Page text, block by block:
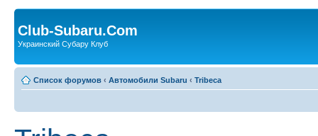
Club-Subaru.Com
Украинский Субару Клуб
Список форумов ‹ Автомобили Subaru ‹ Tribeca